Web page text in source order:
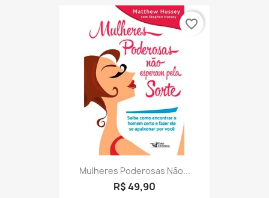
Mulheres Poderosas Não...
R$ 49,90
favorite_border